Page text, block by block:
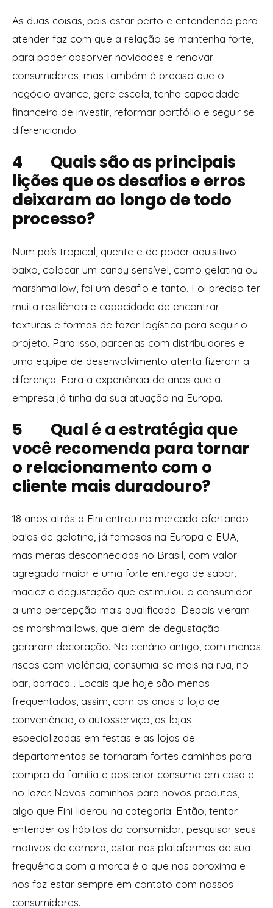
As duas coisas, pois estar perto e entendendo para
atender faz com que a relação se mantenha forte,
para poder absorver novidades e renovar
consumidores, mas também é preciso que o
negócio avance, gere escala, tenha capacidade
financeira de investir, reformar portfólio e seguir se
diferenciando.
4 Quais são as principais
lições que os desafios e erros
deixaram ao longo de todo
processo?
Num país tropical, quente e de poder aquisitivo
baixo, colocar um candy sensível, como gelatina ou
marshmallow , foi um desafio e tanto. Foi preciso ter
muita resiliência e capacidade de encontrar
texturas e formas de fazer logística para seguir o
projeto. Para isso, parcerias com distribuidores e
uma equipe de desenvolvimento atenta fizeram a
diferença. Fora a experiência de anos que a
empresa já tinha da sua atuação na Europa.
5 Qual é a estratégia que
você recomenda para tornar
o relacionamento com o
cliente mais duradouro?
18 anos atrás a Fini entrou no mercado ofertando
balas de gelatina, já famosas na Europa e EUA,
mas meras desconhecidas no Brasil, com valor
agregado maior e uma forte entrega de sabor,
maciez e degustação que estimulou o consumidor
a uma percepção mais qualificada. Depois vieram
os marshmallows, que além de degustação
geraram decoração. No cenário antigo, com menos
riscos com violência, consumia-se mais na rua, no
bar, barraca... Locais que hoje são menos
frequentados, assim, com os anos a loja de
conveniência, o autosserviço, as lojas
especializadas em festas e as lojas de
departamentos se tornaram fortes caminhos para
compra da família e posterior consumo em casa e
no lazer. Novos caminhos para novos produtos,
algo que Fini liderou na categoria. Então, tentar
entender os hábitos do consumidor, pesquisar seus
motivos de compra, estar nas plataformas de sua
frequência com a marca é o que nos aproxima e
nos faz estar sempre em contato com nossos
consumidores.